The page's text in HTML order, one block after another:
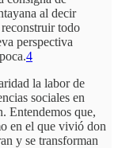
al decir
todo
perspectiva
4
la labor de
sociales en
Entendemos que,
en el que vivió don
y se transforman